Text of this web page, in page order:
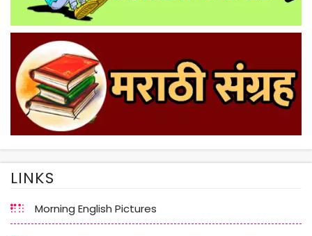
LINKS
Morning English Pictures